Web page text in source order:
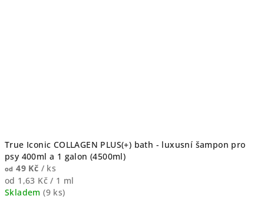
True Iconic COLLAGEN PLUS(+) bath - luxusní šampon pro
psy 400ml a 1 galon (4500ml)
od 49 Kč / ks
Měrná
cena:
od 1,63 Kč / 1 ml
Skladem(9 ks)